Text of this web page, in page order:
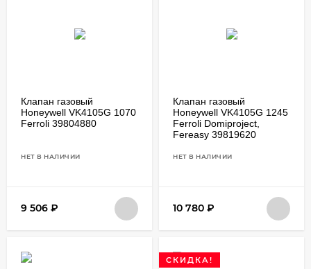
Клапан газовый
Honeywell VK4105G 1070
Ferroli 39804880
НЕТ В НАЛИЧИИ
9 506 ₽
Клапан газовый
Honeywell VK4105G 1245
Ferroli Domiproject,
Fereasy 39819620
НЕТ В НАЛИЧИИ
10 780 ₽
СКИДКА!